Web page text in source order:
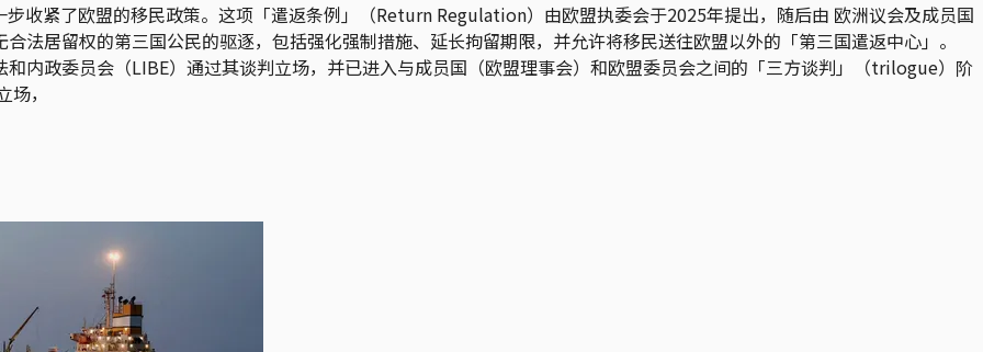
收紧了欧盟的移民政策。这项「遣返条例」（Return Regulation）由欧盟执委会于2025年提出，随后由 欧洲议会及成员国
法居留权的第三国公民的驱逐，包括强化强制措施、延长拘留期限，并允许将移民送往欧盟以外的「第三国遣返中心」。
内政委员会（LIBE）通过其谈判立场，并已进入与成员国（欧盟理事会）和欧盟委员会之间的「三方谈判」（trilogue）阶
，